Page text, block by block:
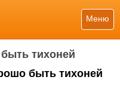
Меню
тихоней
быть тихоней